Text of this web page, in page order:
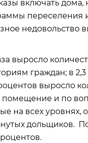
включать дома,
переселения
недовольство
выросло
граждан; в
выросло
помещение и по
на всех уровнях,
дольщиков.